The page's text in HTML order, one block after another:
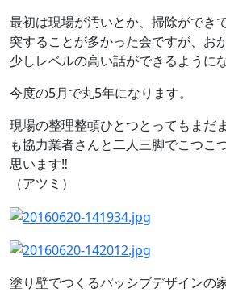
最初は現場が汚いとか、掃除ができ
突することが多かった会ですが、お
少しレベルの高い話ができるように
今度の5月で丸5年になります。
現場の整理整頓ひとつとってもまだ
も協力業者さんと二人三脚でこつこ
思います‼️
（アツミ）
塗り壁でつくるパッシブデザインの